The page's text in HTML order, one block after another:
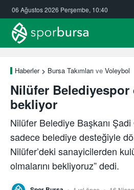
06 Ağustos 2026 Perşembe, 10:40
Haberler Bursa Takımları ve Voleybol
Nilüfer Belediyespor
bekliyor
Nilüfer Belediye Başkanı
sadece belediye desteğiyle
Nilüfer’deki sanayicilerden
olmalarını bekliyoruz” dedi.